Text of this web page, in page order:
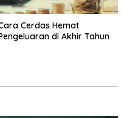
Cerdas Hemat
di Akhir Tahun